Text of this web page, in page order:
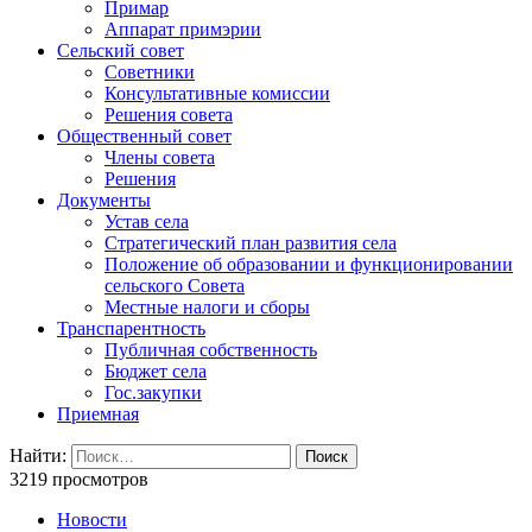
Примар
Аппарат примэрии
Сельский совет
Советники
Консультативные комиссии
Решения совета
Общественный совет
Члены совета
Решения
Документы
Устав села
Стратегический план развития села
Положение об образовании и функционировании
сельского Совета
Местные налоги и сборы
Транспарентность
Публичная собственность
Бюджет села
Гос.закупки
Приемная
Найти:
3219 просмотров
Новости